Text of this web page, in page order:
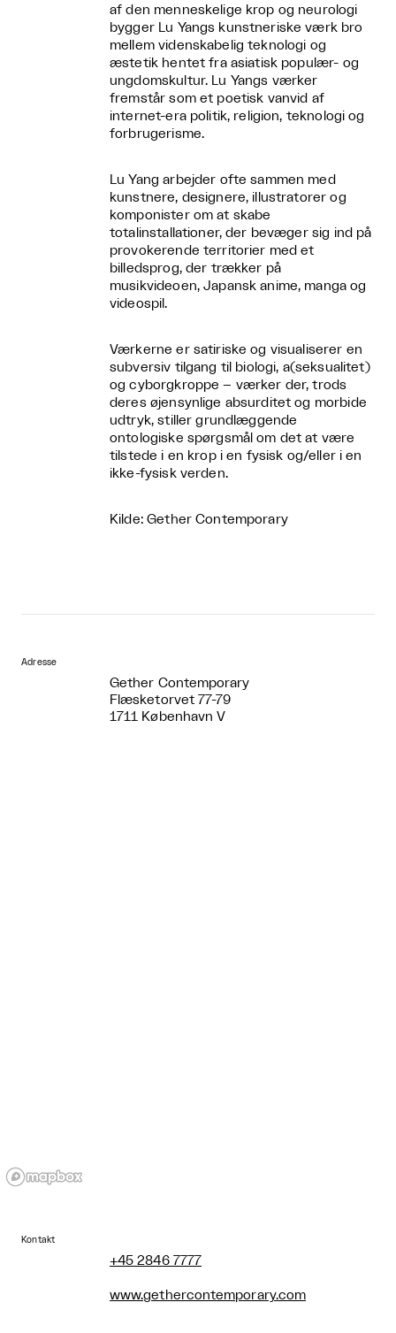
af den menneskelige krop og neurologi
bygger Lu Yangs kunstneriske værk bro
mellem videnskabelig teknologi og
æstetik hentet fra asiatisk populær- og
ungdomskultur. Lu Yangs værker
fremstår som et poetisk vanvid af
internet-era politik, religion, teknologi og
forbrugerisme.
Lu Yang arbejder ofte sammen med
kunstnere, designere, illustratorer og
komponister om at skabe
totalinstallationer, der bevæger sig ind på
provokerende territorier med et
billedsprog, der trækker på
musikvideoen, Japansk anime, manga og
videospil.
Værkerne er satiriske og visualiserer en
subversiv tilgang til biologi, a(seksualitet)
og cyborgkroppe – værker der, trods
deres øjensynlige absurditet og morbide
udtryk, stiller grundlæggende
ontologiske spørgsmål om det at være
tilstede i en krop i en fysisk og/eller i en
ikke-fysisk verden.
Kilde: Gether Contemporary
Adresse
Gether Contemporary
Flæsketorvet 77-79
1711 København V
Kontakt
+45 2846 7777
www.gethercontemporary.com